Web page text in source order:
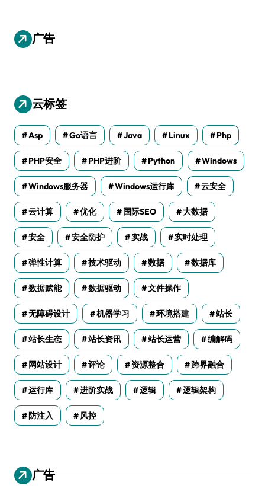
广告
云标签
Asp Go语言 Java Linux Php
PHP安全 PHP进阶 Python Windows
Windows服务器 Windows运行库 云安全
云计算 优化 国际SEO 大数据
安全 安全防护 实战 实时处理
弹性计算 技术驱动 数据 数据库
数据赋能 数据驱动 文件操作
无障碍设计 机器学习 环境搭建 站长
站长生态 站长资讯 站长运营 编解码
网站设计 评论 资源整合 跨界融合
运行库 进阶实战 逻辑 逻辑架构
防注入 风控
广告